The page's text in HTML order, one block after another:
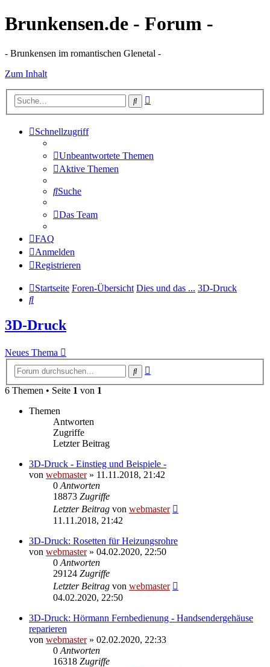
Brunkensen.de - Forum -
- Brunkensen im romantischen Glenetal -
Zum Inhalt
Suche
Schnellzugriff
Unbeantwortete Themen
Aktive Themen
Suche
Das Team
FAQ
Anmelden
Registrieren
Startseite Foren-Übersicht Dies und das ... 3D-Druck
Suche
3D-Druck
Neues Thema
Suche
6 Themen • Seite 1 von 1
Themen
Antworten
Zugriffe
Letzter Beitrag
3D-Druck - Einstieg und Beispiele -
von webmaster» 11.11.2018, 21:42
0 Antworten
18873 Zugriffe
Letzter Beitrag von webmaster
11.11.2018, 21:42
3D-Druck: Rosetten für Heizungsrohre
von webmaster» 04.02.2020, 22:50
0 Antworten
29124 Zugriffe
Letzter Beitrag von webmaster
04.02.2020, 22:50
3D-Druck: Hörmann Fernbedienung - Handsendergehäuse
reparieren
von webmaster» 02.02.2020, 22:33
0 Antworten
16318 Zugriffe